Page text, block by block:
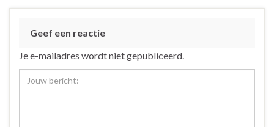
Geef een reactie
Je e-mailadres wordt niet gepubliceerd.